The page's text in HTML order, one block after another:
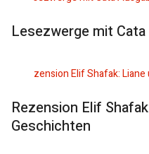
Lesezwerge mit
Rezension Elif
Geschichten